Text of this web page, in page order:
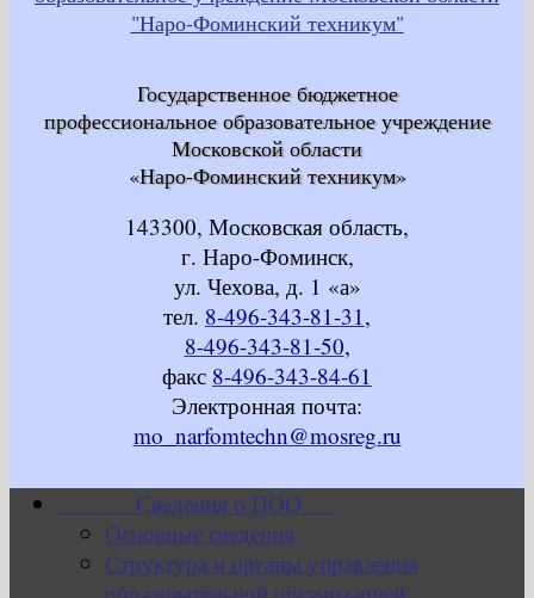
Государственное бюджетное
профессиональное образовательное учреждение
Московской области
«Наро-Фоминский техникум»
143300, Московская область,
г. Наро-Фоминск,
ул. Чехова, д. 1 «а»
тел. 8-496-343-81-31,
8-496-343-81-50,
факс 8-496-343-84-61
Электронная почта:
mo_narfomtechn@mosreg.ru
Сведения о ПОО
Основные сведения
Структура и органы управления